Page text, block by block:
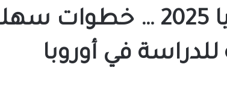
إيطاليا 2025 …
للدراسة في أوروبا